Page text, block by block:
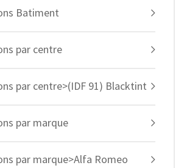
Batiment
par centre
par centre>(IDF 91) Blacktint
par marque
par marque>Alfa Romeo